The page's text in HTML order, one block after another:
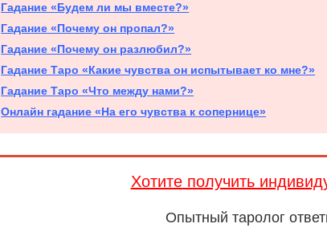
Гадание «Будем ли мы вместе?»
Гадание «Почему он пропал?»
Гадание «Почему он разлюбил?»
Гадание Таро «Какие чувства он испытывает ко мне?»
Гадание Таро «Что между нами?»
Онлайн гадание «На его чувства к сопернице»
Хотите получить
Опытный таролог